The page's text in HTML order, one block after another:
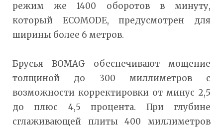
режим же 1400 оборотов в минуту,
который ECOMODE, предусмотрен для
ширины более 6 метров.
Брусья BOMAG обеспечивают мощение
толщиной до 300 миллиметров с
возможности корректировки от минус 2,5
до плюс 4,5 процента. При глубине
сглаживающей плиты 400 миллиметров